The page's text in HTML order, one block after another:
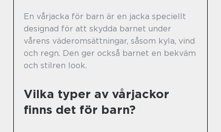
En vårjacka för barn är en jacka speciellt
designad för att skydda barnet under
vårens väderomsättningar, såsom kyla, vind
och regn. Den ger också barnet en bekväm
och stilren look.
Vilka typer av vårjackor
finns det för barn?